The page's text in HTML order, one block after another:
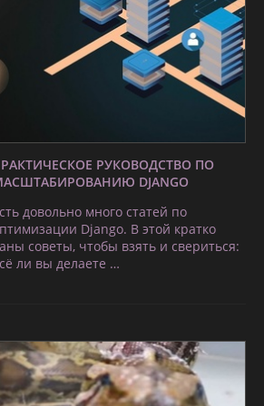
РУКОВОДСТВО ПО
DJANGO
довольно много статей по
Django. В этой кратко
советы, чтобы взять и свериться:
ли вы делаете …